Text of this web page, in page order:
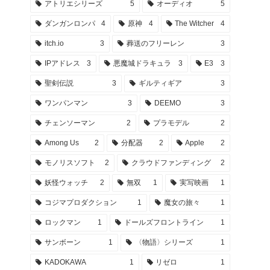
アトリエシリーズ 5 オーディオ 5
ダンガンロンパ 4 原神 4 The Witcher 4
itch.io 3 葬送のフリーレン 3
IPアドレス 3 悪魔城ドラキュラ 3 E3 3
聖剣伝説 3 ギルティギア 3
ワンパンマン 3 DEEMO 3
チェンソーマン 2 プラモデル 2
Among Us 2 分配器 2 Apple 2
モノリスソフト 2 クラウドファンディング 2
妖怪ウォッチ 2 無双 1 実写映画 1
コジマプロダクション 1 魔女の旅々 1
ロックマン 1 ドールズフロントライン 1
サンボーン 1 〈物語〉シリーズ 1
KADOKAWA 1 リゼロ 1